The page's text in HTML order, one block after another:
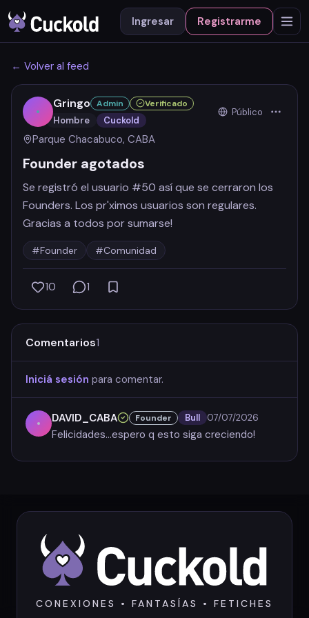
Ingresar Registrarme
← Volver al feed
Gringo Admin Verificado
Hombre Cuckold
Público
Parque Chacabuco, CABA
Founder agotados
Se registró el usuario #50 así que se cerraron los
Founders. Los pr'ximos usuarios son regulares.
Gracias a todos por sumarse!
#Founder #Comunidad
10 1
Comentarios1
Iniciá sesión para comentar.
DAVID_CABA Founder Bull 07/07/2026
Felicidades...espero q esto siga creciendo!
CONEXIONES • FANTASÍAS • FETICHES